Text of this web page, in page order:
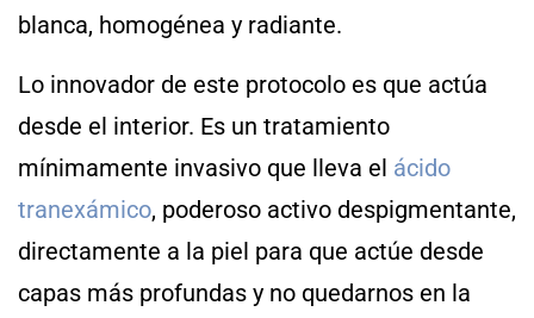
blanca, homogénea y radiante.
Lo innovador de este protocolo es que actúa
desde el interior. Es un tratamiento
mínimamente invasivo que lleva el ácido
tranexámico, poderoso activo despigmentante,
directamente a la piel para que actúe desde
capas más profundas y no quedarnos en la